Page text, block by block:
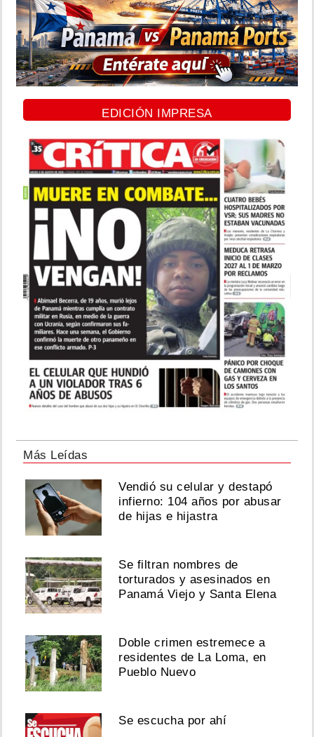
EDICIÓN IMPRESA
Más Leídas
Vendió su celular y destapó
infierno: 104 años por abusar
de hijas e hijastra
Se filtran nombres de
torturados y asesinados en
Panamá Viejo y Santa Elena
Doble crimen estremece a
residentes de La Loma, en
Pueblo Nuevo
Se escucha por ahí